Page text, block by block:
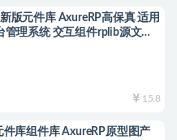
版元件库 AxureRP高保真 适用
管理系统 交互组件rplib源文件
15.8
库组件库 AxureRP原型图产